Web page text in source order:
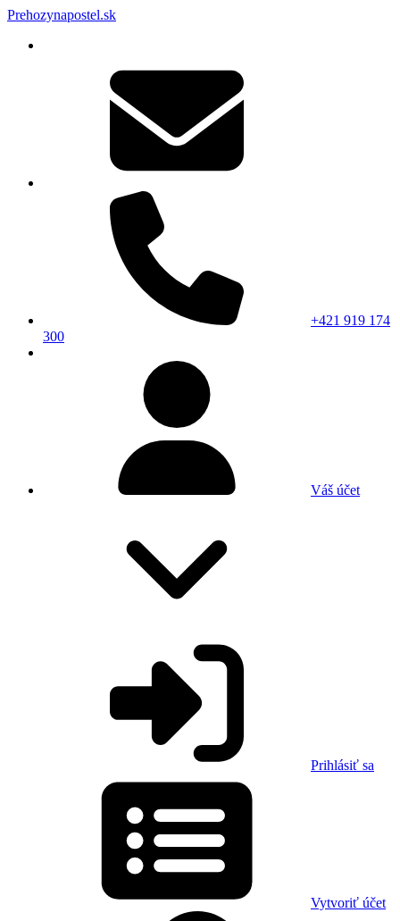
Prehozynapostel.sk
+421 919 174
300
Váš účet
Prihlásiť sa
Vytvoriť účet